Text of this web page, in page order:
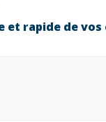
et rapide de